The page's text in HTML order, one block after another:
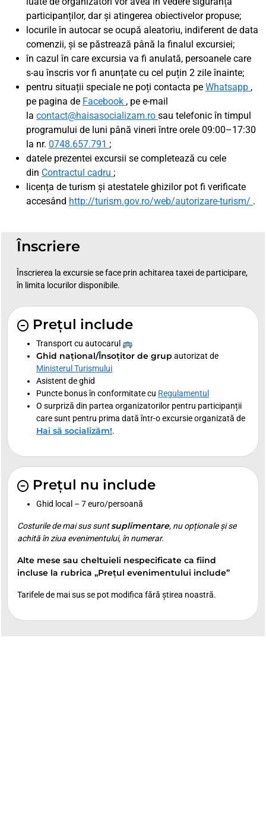
participanților, dar și atingerea obiectivelor propuse;
locurile în autocar se ocupă aleatoriu, indiferent de data
comenzii, și se păstrează până la finalul excursiei;
în cazul în care excursia va fi anulată, persoanele care
s-au înscris vor fi anunțate cu cel puțin 2 zile înainte;
pentru situații speciale ne poți contacta pe Whatsapp ,
pe pagina de Facebook , pe e-mail
la contact@haisasocializam.ro sau telefonic în timpul
programului de luni până vineri între orele 09:00–17:30
la nr. 0748.657.791 ;
datele prezentei excursii se completează cu cele
din Contractul cadru ;
licența de turism și atestatele ghizilor pot fi verificate
accesând http://turism.gov.ro/web/autorizare-turism/ .
Înscriere
Înscrierea la excursie se face prin achitarea taxei de participare,
în limita locurilor disponibile.
Prețul include
Transport cu autocarul 🚌
Ghid național/Însoțitor de grup autorizat de
Ministerul Turismului
Asistent de ghid
Puncte bonus în conformitate cu Regulamentul
O surpriză din partea organizatorilor pentru participanții
care sunt pentru prima dată într-o excursie organizată de
Hai să socializăm!.
Prețul nu include
Ghid local – 7 euro/persoană
Costurile de mai sus suntsuplimentare, nu opționale și se
achită în ziua evenimentului, în numerar.
Alte mese sau cheltuieli nespecificate ca fiind
incluse la rubrica „Prețul evenimentului include”
Tarifele de mai sus se pot modifica fără știrea noastră.